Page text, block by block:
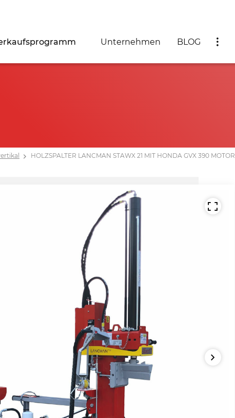
Unternehmen BLOG
HOLZSPALTER LANCMAN STAWX 21 MIT HONDA GVX 390 MOTOR